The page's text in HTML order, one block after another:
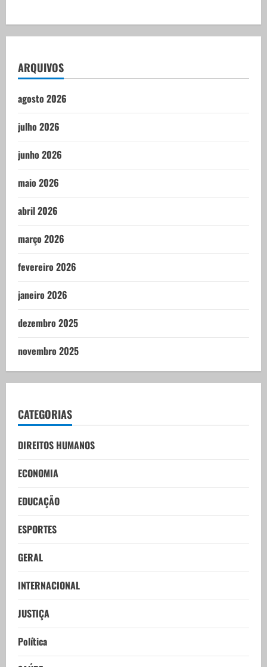
ARQUIVOS
agosto 2026
julho 2026
junho 2026
maio 2026
abril 2026
março 2026
fevereiro 2026
janeiro 2026
dezembro 2025
novembro 2025
CATEGORIAS
DIREITOS HUMANOS
ECONOMIA
EDUCAÇÃO
ESPORTES
GERAL
INTERNACIONAL
JUSTIÇA
Política